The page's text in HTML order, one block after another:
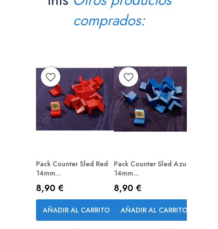
comprados:
Pack Counter Sled Red
14mm...
Precio
8,90 €
AÑADIR AL CARRITO
favorite_border
Pack Counter Sled Azul
14mm...
Precio
8,90 €
AÑADIR AL CARRITO
favorite_border